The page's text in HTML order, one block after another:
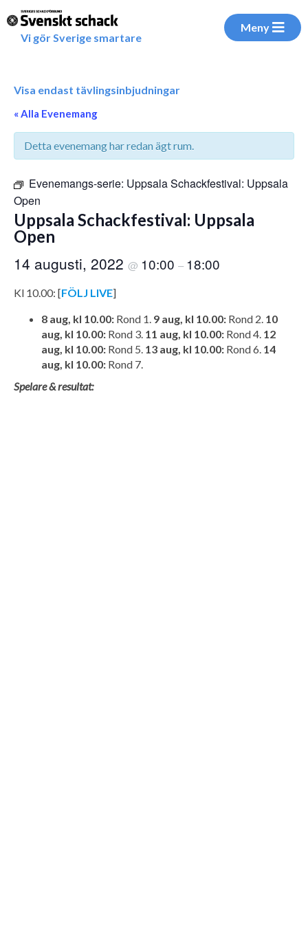
Vi gör Sverige smartare
Meny
Visa endast tävlingsinbjudningar
« Alla Evenemang
Detta evenemang har redan ägt rum.
Evenemangs-serie: Uppsala Schackfestival: Uppsala
Open
Uppsala Schackfestival: Uppsala
Open
14 augusti, 2022 @ 10:00 – 18:00
Kl 10.00: [FÖLJ LIVE]
8 aug, kl 10.00: Rond 1. 9 aug, kl 10.00: Rond 2. 10
aug, kl 10.00: Rond 3. 11 aug, kl 10.00: Rond 4. 12
aug, kl 10.00: Rond 5. 13 aug, kl 10.00: Rond 6. 14
aug, kl 10.00: Rond 7.
Spelare & resultat: